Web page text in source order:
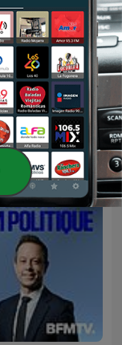
Americast